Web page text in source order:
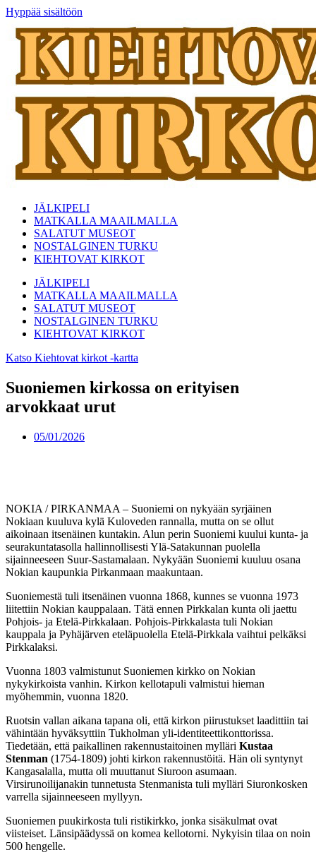
Hyppää sisältöön
JÄLKIPELI
MATKALLA MAAILMALLA
SALATUT MUSEOT
NOSTALGINEN TURKU
KIEHTOVAT KIRKOT
JÄLKIPELI
MATKALLA MAAILMALLA
SALATUT MUSEOT
NOSTALGINEN TURKU
KIEHTOVAT KIRKOT
Katso Kiehtovat kirkot -kartta
Suoniemen kirkossa on erityisen
arvokkaat urut
05/01/2026
NOKIA / PIRKANMAA – Suoniemi on nykyään syrjäinen
Nokiaan kuuluva kylä Kuloveden rannalla, mutta on se ollut
aikoinaan itsenäinen kuntakin. Alun perin Suoniemi kuului kunta- ja
seurakuntatasolla hallinnollisesti Ylä-Satakunnan puolella
sijainneeseen Suur-Sastamalaan. Nykyään Suoniemi kuuluu osana
Nokian kaupunkia Pirkanmaan maakuntaan.
Suoniemestä tuli itsenäinen vuonna 1868, kunnes se vuonna 1973
liitettiin Nokian kauppalaan. Tätä ennen Pirkkalan kunta oli jaettu
Pohjois- ja Etelä-Pirkkalaan. Pohjois-Pirkkalasta tuli Nokian
kauppala ja Pyhäjärven eteläpuolella Etelä-Pirkkala vaihtui pelkäksi
Pirkkalaksi.
Vuonna 1803 valmistunut Suoniemen kirkko on Nokian
nykykirkoista vanhin. Kirkon kellotapuli valmistui hieman
myöhemmin, vuonna 1820.
Ruotsin vallan aikana tapana oli, että kirkon piirustukset laadittiin tai
vähintään hyväksyttiin Tukholman yli-identiteettikonttorissa.
Tiedetään, että paikallinen rakennustaitoinen mylläri Kustaa
Stenman (1754-1809) johti kirkon rakennustöitä. Hän oli syntynyt
Kangasalalla, mutta oli muuttanut Siuroon asumaan.
Virsirunoilijanakin tunnetusta Stenmanista tuli mylläri Siuronkosken
varrella sijainneeseen myllyyn.
Suoniemen puukirkosta tuli ristikirkko, jonka sisäkulmat ovat
viisteiset. Länsipäädyssä on komea kellotorni. Nykyisin tilaa on noin
500 hengelle.